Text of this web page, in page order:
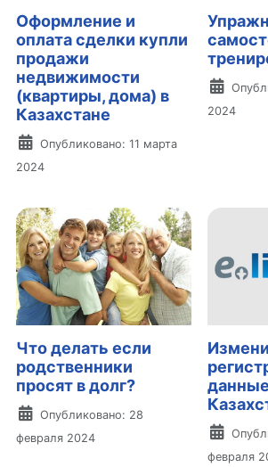
Оформление и
оплата сделки купли
продажи
недвижимости
(квартиры, дома) в
Казахстане
Информация о материале
Опубликовано: 11 марта
2024
2024
Что делать если
родственники
просят в долг?
Информация о материале
Опубликовано: 28
февраля 2024
февраля